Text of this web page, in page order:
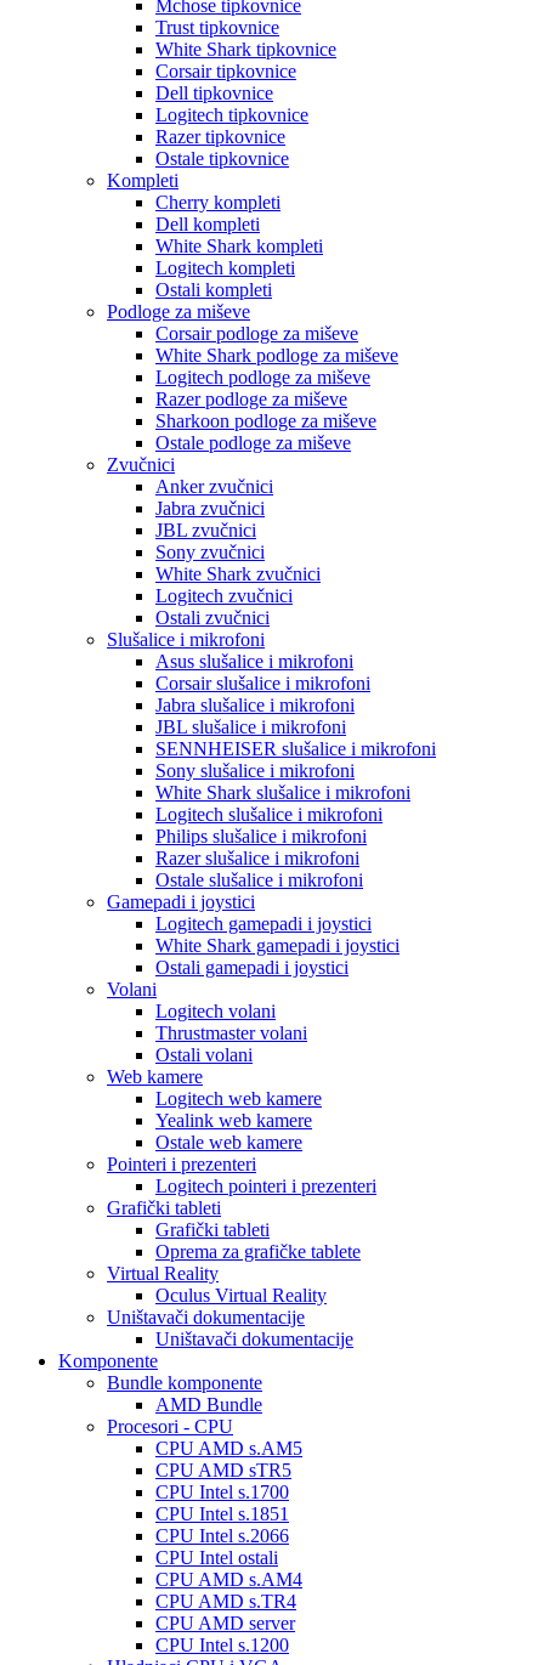
Mchose tipkovnice
Trust tipkovnice
White Shark tipkovnice
Corsair tipkovnice
Dell tipkovnice
Logitech tipkovnice
Razer tipkovnice
Ostale tipkovnice
Kompleti
Cherry kompleti
Dell kompleti
White Shark kompleti
Logitech kompleti
Ostali kompleti
Podloge za miševe
Corsair podloge za miševe
White Shark podloge za miševe
Logitech podloge za miševe
Razer podloge za miševe
Sharkoon podloge za miševe
Ostale podloge za miševe
Zvučnici
Anker zvučnici
Jabra zvučnici
JBL zvučnici
Sony zvučnici
White Shark zvučnici
Logitech zvučnici
Ostali zvučnici
Slušalice i mikrofoni
Asus slušalice i mikrofoni
Corsair slušalice i mikrofoni
Jabra slušalice i mikrofoni
JBL slušalice i mikrofoni
SENNHEISER slušalice i mikrofoni
Sony slušalice i mikrofoni
White Shark slušalice i mikrofoni
Logitech slušalice i mikrofoni
Philips slušalice i mikrofoni
Razer slušalice i mikrofoni
Ostale slušalice i mikrofoni
Gamepadi i joystici
Logitech gamepadi i joystici
White Shark gamepadi i joystici
Ostali gamepadi i joystici
Volani
Logitech volani
Thrustmaster volani
Ostali volani
Web kamere
Logitech web kamere
Yealink web kamere
Ostale web kamere
Pointeri i prezenteri
Logitech pointeri i prezenteri
Grafički tableti
Grafički tableti
Oprema za grafičke tablete
Virtual Reality
Oculus Virtual Reality
Uništavači dokumentacije
Uništavači dokumentacije
Komponente
Bundle komponente
AMD Bundle
Procesori - CPU
CPU AMD s.AM5
CPU AMD sTR5
CPU Intel s.1700
CPU Intel s.1851
CPU Intel s.2066
CPU Intel ostali
CPU AMD s.AM4
CPU AMD s.TR4
CPU AMD server
CPU Intel s.1200